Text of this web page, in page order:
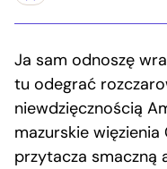
Ja sam odnoszę
tu odegrać
niewdzięcznością
mazurskie więzienia
przytacza smaczną